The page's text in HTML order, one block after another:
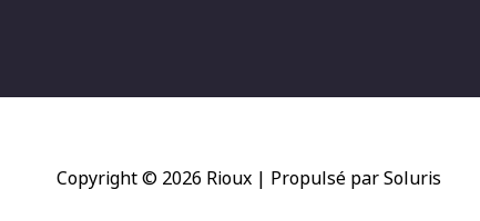
Copyright © 2026 Rioux| Propulsé par Soluris